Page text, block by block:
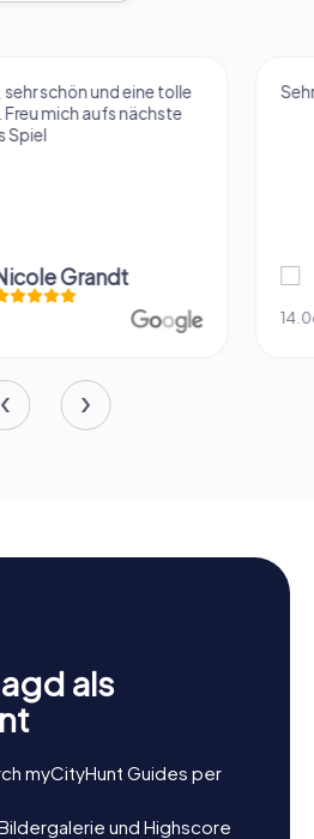
tolle
nächste
Sehr cooler VR
14.06.
als
myCityHunt Guides per
und Highscore